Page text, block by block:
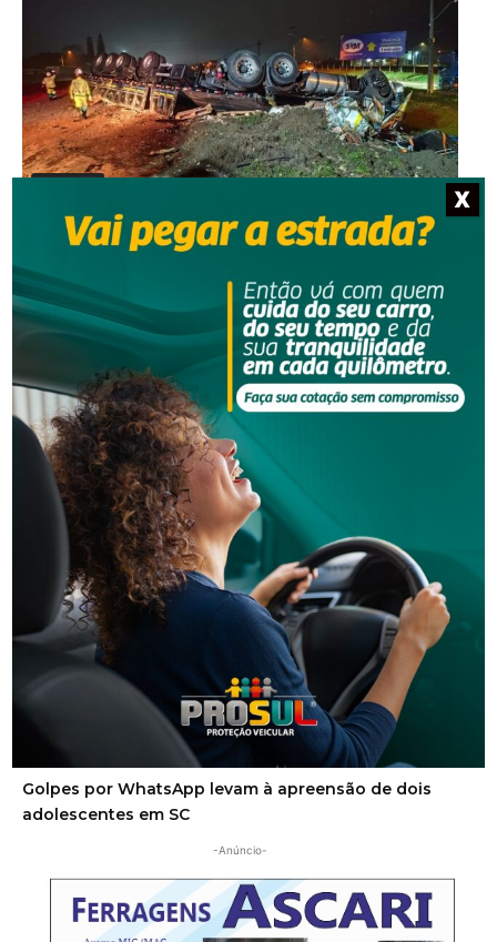
Segurança
Grave acidente na BR-101 envolvendo dois
caminhões deixa um motorista morto
Segurança
Corpo de homem é encontrado em rio
Golpes por WhatsApp levam à apreensão de dois
adolescentes em SC
-Anúncio-
X